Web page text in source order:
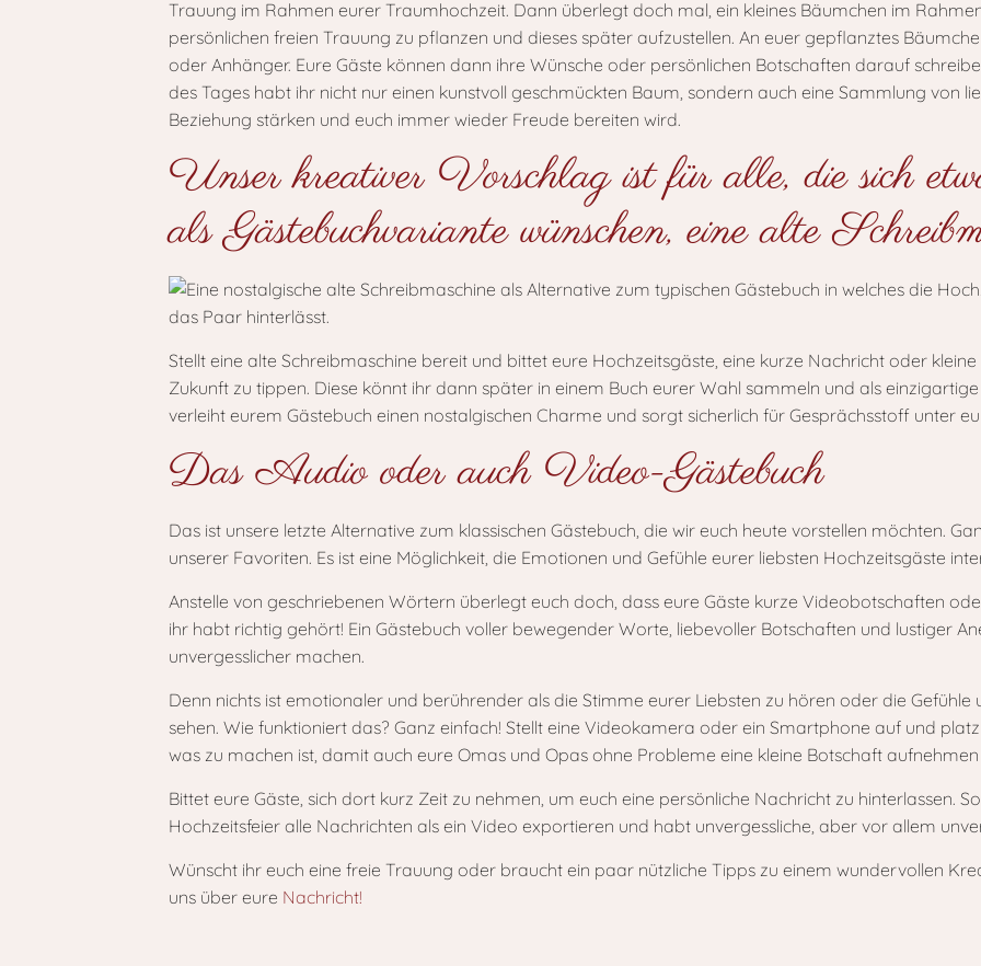
Trauung im Rahmen eurer Traumhochzeit. Dann überlegt doch mal, ein kleines Bäumchen im
persönlichen freien Trauung zu pflanzen und dieses später aufzustellen. An euer gepflanztes
oder Anhänger. Eure Gäste können dann ihre Wünsche oder persönlichen Botschaften darauf
des Tages habt ihr nicht nur einen kunstvoll geschmückten Baum, sondern auch eine Sammlung von
Beziehung stärken und euch immer wieder Freude bereiten wird.
Unser kreativer Vorschlag ist für alle, die sich
als Gästebuchvariante wünschen, eine alte
Stellt eine alte Schreibmaschine bereit und bittet eure Hochzeitsgäste, eine kurze Nachricht oder
Zukunft zu tippen. Diese könnt ihr dann später in einem Buch eurer Wahl sammeln und als
verleiht eurem Gästebuch einen nostalgischen Charme und sorgt sicherlich für Gesprächsstoff unter
Das Audio oder auch Video-Gästebuch
Das ist unsere letzte Alternative zum klassischen Gästebuch, die wir euch heute vorstellen möchten.
unserer Favoriten. Es ist eine Möglichkeit, die Emotionen und Gefühle eurer liebsten Hochzeitsgäste
Anstelle von geschriebenen Wörtern überlegt euch doch, dass eure Gäste kurze Videobotschaften
ihr habt richtig gehört! Ein Gästebuch voller bewegender Worte, liebevoller Botschaften und lustiger
unvergesslicher machen.
Denn nichts ist emotionaler und berührender als die Stimme eurer Liebsten zu hören oder die Gefühle
sehen. Wie funktioniert das? Ganz einfach! Stellt eine Videokamera oder ein Smartphone auf und
was zu machen ist, damit auch eure Omas und Opas ohne Probleme eine kleine Botschaft
Bittet eure Gäste, sich dort kurz Zeit zu nehmen, um euch eine persönliche Nachricht zu hinterlassen.
Hochzeitsfeier alle Nachrichten als ein Video exportieren und habt unvergessliche, aber vor allem
Wünscht ihr euch eine freie Trauung oder braucht ein paar nützliche Tipps zu einem wundervollen
uns über eure Nachricht!